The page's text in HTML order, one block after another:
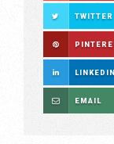
TWITTER
LINKEDIN
EMAIL